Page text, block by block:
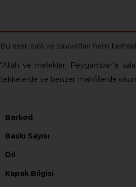
Bu eser, salâ ve salavatları hem
“Allah ve melekleri Peygamber’e
tekkelerde ve benzer mahfillerde
Barkod
Baskı Sayısı
Dil
Kapak Bilgisi